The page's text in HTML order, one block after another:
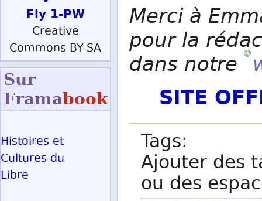
Merci à
pour la
dans notre
SITE
Tags:
Ajouter des
ou des
Fly 1-PW
Creative
Commons BY-SA
Sur
Framabook
Histoires et
Cultures du
Libre